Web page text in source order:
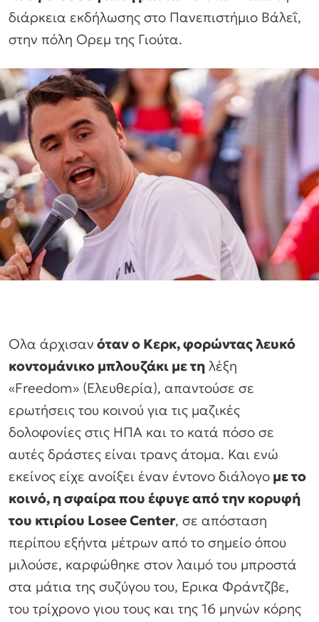
διάρκεια εκδήλωσης στο Πανεπιστήμιο Βάλεΐ,
στην πόλη Ορεμ της Γιούτα.
Ολα άρχισαν όταν ο Κερκ, φορώντας λευκό
κοντομάνικο μπλουζάκι με τη λέξη
«Freedom» (Ελευθερία), απαντούσε σε
ερωτήσεις του κοινού για τις μαζικές
δολοφονίες στις ΗΠΑ και το κατά πόσο σε
αυτές δράστες είναι τρανς άτομα. Και ενώ
εκείνος είχε ανοίξει έναν έντονο διάλογο με το
κοινό, η σφαίρα που έφυγε από την κορυφή
του κτιρίου Losee Center, σε απόσταση
περίπου εξήντα μέτρων από το σημείο όπου
μιλούσε, καρφώθηκε στον λαιμό του μπροστά
στα μάτια της συζύγου του, Ερικα Φράντζβε,
του τρίχρονο γιου τους και της 16 μηνών κόρης